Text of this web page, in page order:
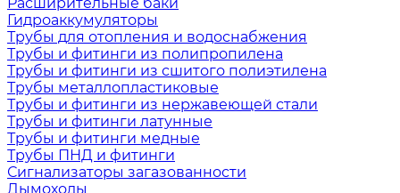
Гидроаккумуляторы
Трубы для отопления и водоснабжения
Трубы и фитинги из полипропилена
Трубы и фитинги из сшитого полиэтилена
Трубы металлопластиковые
Трубы и фитинги из нержавеющей стали
Трубы и фитинги латунные
Трубы и фитинги медные
Трубы ПНД и фитинги
Сигнализаторы загазованности
Дымоходы